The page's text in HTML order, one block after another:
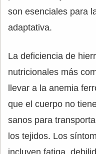
son esenciales para
adaptativa.
La deficiencia de
nutricionales más
llevar a la anemia
que el cuerpo no
sanos para
los tejidos. Los
incluyen fatiga,